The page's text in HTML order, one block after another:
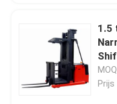
1.5
Prijs